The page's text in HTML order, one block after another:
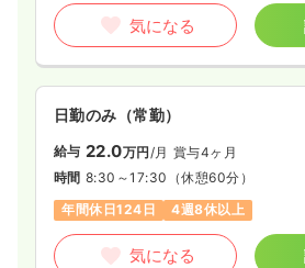
気になる
日勤のみ（常勤）
給与 22.0万円/月 賞与4ヶ月
時間 8:30～17:30 （休憩60分）
年間休日124日
4週8休以上
気になる